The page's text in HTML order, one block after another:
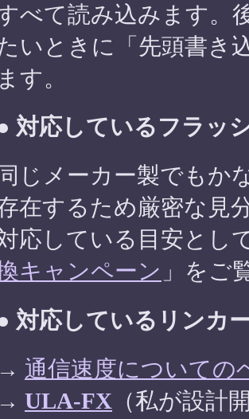
べて読み込みます。
いときに「先頭書き
ます。
対応しているフラッ
同じメーカー製でもか
在するため厳密な見
応している目安とし
キャンペーン 」をご
対応しているリンカ
→ 通信速度についての
→ ULA-FX （私が設計